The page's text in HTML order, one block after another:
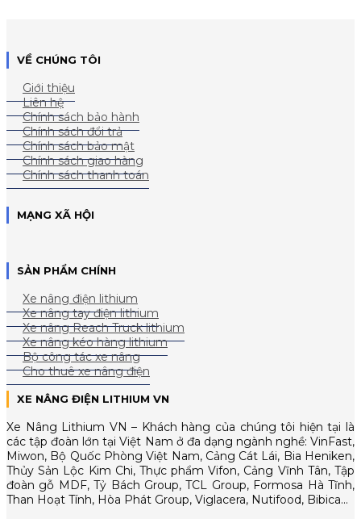
VỀ CHÚNG TÔI
Giới thiệu
Liên hệ
Chính sách bảo hành
Chính sách đổi trả
Chính sách bảo mật
Chính sách giao hàng
Chính sách thanh toán
MẠNG XÃ HỘI
SẢN PHẨM CHÍNH
Xe nâng điện lithium
Xe nâng tay điện lithium
Xe nâng Reach Truck lithium
Xe nâng kéo hàng lithium
Bộ công tác xe nâng
Cho thuê xe nâng điện
XE NÂNG ĐIỆN LITHIUM VN
Xe Nâng Lithium VN – Khách hàng của chúng tôi hiện tại là
các tập đoàn lớn tại Việt Nam ở đa dạng ngành nghề: VinFast,
Miwon, Bộ Quốc Phòng Việt Nam, Cảng Cát Lái, Bia Heniken,
Thủy Sản Lộc Kim Chi, Thực phẩm Vifon, Cảng Vĩnh Tân, Tập
đoàn gỗ MDF, Tỷ Bách Group, TCL Group, Formosa Hà Tĩnh,
Than Hoạt Tính, Hòa Phát Group, Viglacera, Nutifood, Bibica…